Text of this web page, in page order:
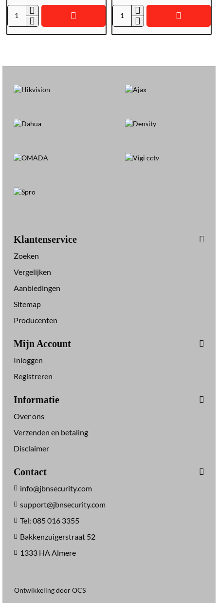
W
Klantenservice
Zoeken
Vergelijken
Aanbiedingen
Sitemap
Producenten
Mijn Account
Inloggen
Registreren
Informatie
Over ons
Verzenden en betaling
Disclaimer
Contact
info@jbnsecurity.com
support@jbnsecurity.com
Tel: 085 016 3355
Bakkenzuigerstraat 52
1333 HA Almere
Ontwikkeling door OCS